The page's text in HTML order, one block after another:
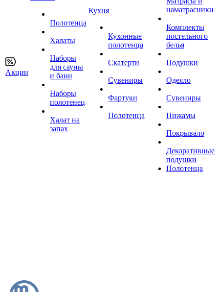
Акции
Полотенца
Халаты
Наборы
для сауны
и бани
Наборы
полотенец
Халат на
запах
Кухня
Кухонные
полотенца
Скатерти
Сувениры
Фартуки
Полотенца
наматрасники
Комплекты
постельного
белья
Подушки
Одеяло
Сувениры
Пижамы
Покрывало
Декоративные
подушки
Полотенца